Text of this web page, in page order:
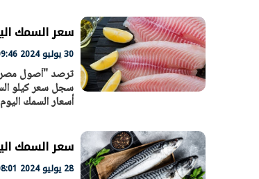
سعر السمك اليوم الثلاثاء 30
30 يوليو 2024 09:46 ص
أسعار السمك اليوم الثلاثاء 30 - 7 – 2024 سجل سعر كيلو السمك
سعر السمك اليوم الأحد 28 - 7
28 يوليو 2024 08:01 ص
الرئيس السيسي: تداعيات خطيرة على
الاقتصاد العالمي وأسعار الوقود حال
استمرار الأزمة في الشرق الأوسط
30 مارس 2026 05:06 م